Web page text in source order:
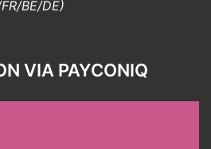
BE/DE)
VIA PAYCONIQ